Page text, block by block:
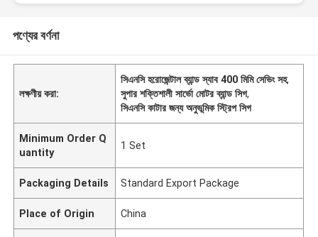
পণ্যের বর্ণনা
লক্ষণীয় করা:
সিএনসি হরোজেন্টাল ব্যান্ড স্যাব 400 মিমি সেভিং সহ,
সুপার শক্তিশালী সার্ভো মোটর ব্যান্ড সিগ,
সিএনসি কাটার জন্য অনুভূমিক স্ট্রিপ সিগ
Minimum Order Q
uantity
1 Set
Packaging Details Standard Export Package
Place of Origin China